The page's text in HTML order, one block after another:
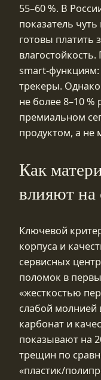
55–60 %. В
показатель
готовы платить
трекеры.
не более 8–10
премиальном
продуктом, а не
Как
влияют
Ключевой
корпуса и
сервисных
поломок в
«жесткостью
слабой
карбонат и
показывают на
трещин по
«пластик/